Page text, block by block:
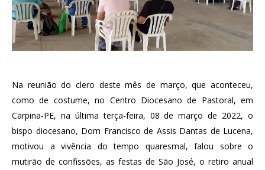
Na reunião do clero deste mês de março, que aconteceu,
como de costume, no Centro Diocesano de Pastoral, em
Carpina-PE, na última terça-feira, 08 de março de 2022, o
bispo diocesano, Dom Francisco de Assis Dantas de Lucena,
motivou a vivência do tempo quaresmal, falou sobre o
mutirão de confissões, as festas de São José, o retiro anual